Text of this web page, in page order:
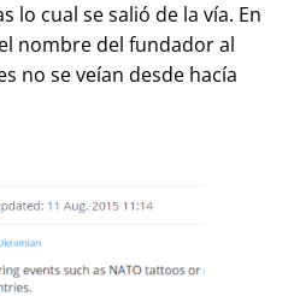
lo cual se salió de la vía. En
nombre del fundador al
no se veían desde hacía